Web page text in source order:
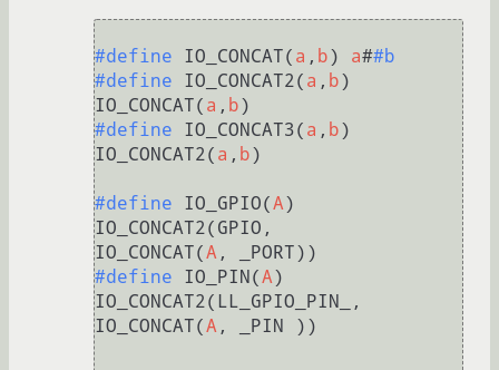
#define IO_CONCAT( a , b) a##b
#define IO_CONCAT2( a , b)
IO_CONCAT( a , b
#define IO_CONCAT3( a , b)
IO_CONCAT2( a , b)
#define IO_GPIO(A)
IO_CONCAT2(GPIO,
IO_CONCAT(A
#define IO_PIN(A)
IO_CONCAT2(LL_GPIO_PIN_,
IO_CONCAT(A , _PIN ))